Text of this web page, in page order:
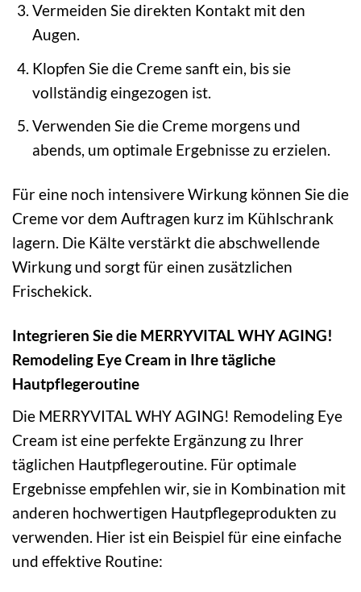
Vermeiden Sie direkten Kontakt mit den
Augen.
Klopfen Sie die Creme sanft ein, bis sie
vollständig eingezogen ist.
Verwenden Sie die Creme morgens und
abends, um optimale Ergebnisse zu erzielen.
Für eine noch intensivere Wirkung können Sie die
Creme vor dem Auftragen kurz im Kühlschrank
lagern. Die Kälte verstärkt die abschwellende
Wirkung und sorgt für einen zusätzlichen
Frischekick.
Integrieren Sie die MERRYVITAL WHY AGING!
Remodeling Eye Cream in Ihre tägliche
Hautpflegeroutine
Die MERRYVITAL WHY AGING! Remodeling Eye
Cream ist eine perfekte Ergänzung zu Ihrer
täglichen Hautpflegeroutine. Für optimale
Ergebnisse empfehlen wir, sie in Kombination mit
anderen hochwertigen Hautpflegeprodukten zu
verwenden. Hier ist ein Beispiel für eine einfache
und effektive Routine: